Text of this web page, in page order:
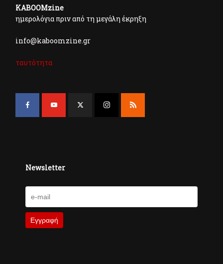
KABOOMzine
ημερολόγια πριν από τη μεγάλη έκρηξη
info@kaboomzine.gr
ταυτότητα
Newsletter